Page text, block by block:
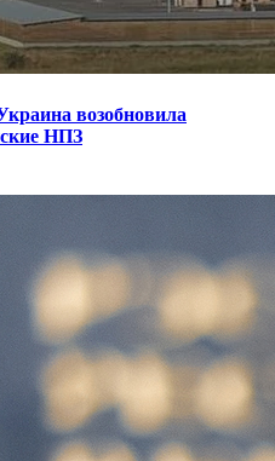
возобновила
НПЗ